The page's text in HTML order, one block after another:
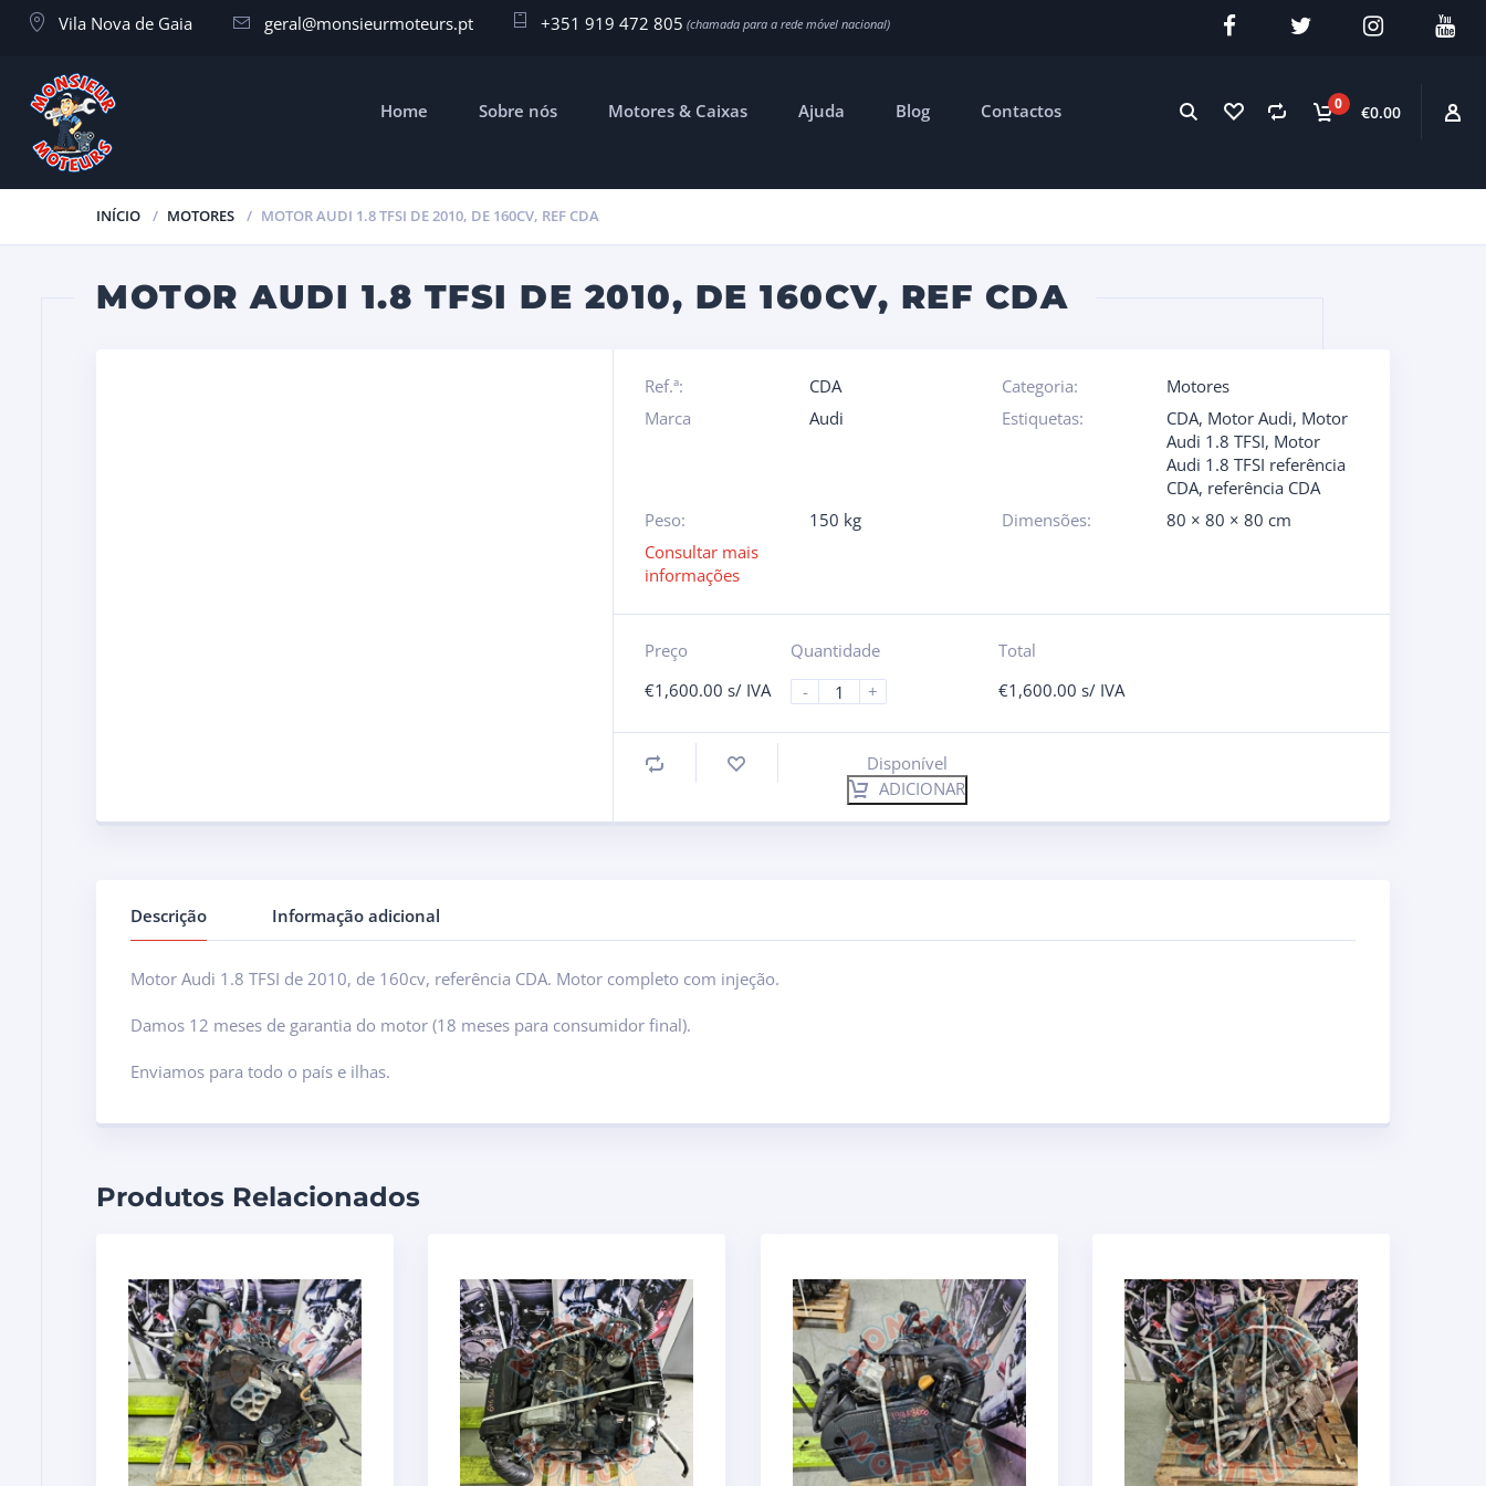
Vila Nova de Gaia geral@monsieurmoteurs.pt +351 919 472 805
0 €0.00
Home Sobre nós Motores & Caixas Ajuda Blog Contactos
INÍCIO MOTORES MOTOR AUDI 1.8 TFSI DE 2010, DE 160CV, REF CDA
MOTOR AUDI 1.8 TFSI DE 2010, DE 160CV, REF CDA
Ref.ª: CDA Categoria:
Motores
Marca
Audi Estiquetas: CDA, Motor Audi, Motor
Audi 1.8 TFSI, Motor
Audi 1.8 TFSI referência
CDA, referência CDA
Peso:
150 kg Dimensões:
80 × 80 × 80 cm
Consultar mais
informações
Preço
€1,600.00 s/ IVA
Quantidade
-
+
Total
€1,600.00 s/ IVA
Disponível
ADICIONAR
Descrição Informação adicional
Motor Audi 1.8 TFSI de 2010, de 160cv, referência CDA. Motor completo com injeção.
Damos 12 meses de garantia do motor (18 meses para consumidor final).
Enviamos para todo o país e ilhas.
Produtos Relacionados